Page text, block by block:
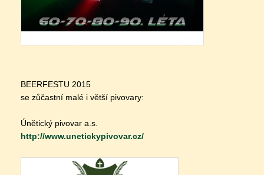
BEERFESTU 2015
se zůčastní malé i větší pivovary:
Únětický pivovar a.s.
http://www.unetickypivovar.cz/